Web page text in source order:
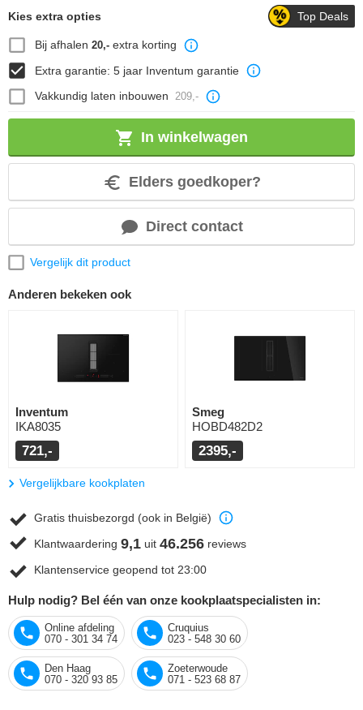
Top Deals
Kies extra opties
Bij afhalen 20,-extra korting
Extra garantie: 5 jaar Inventum garantie
Vakkundig laten inbouwen 209,-
In winkelwagen
Elders goedkoper?
Direct contact
Vergelijk dit product
Anderen bekeken ook
Inventum
IKA8035
721,-
Smeg
HOBD482D2
2395,-
Vergelijkbare kookplaten
Gratis thuisbezorgd (ook in België)
Klantwaardering 9,1 uit 46.256 reviews
Klantenservice geopend tot 23:00
Hulp nodig? Bel één van onze kookplaatspecialisten in:
Online afdeling
070 - 301 34 74
Cruquius
023 - 548 30 60
Den Haag
070 - 320 93 85
Zoeterwoude
071 - 523 68 87